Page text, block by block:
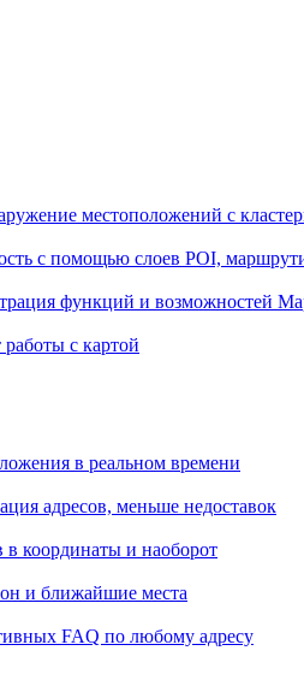
местоположений с
с помощью слоев POI,
функций и возможностей
с картой
в реальном времени
адресов, меньше недоставок
в координаты и наоборот
и ближайшие места
FAQ по любому адресу